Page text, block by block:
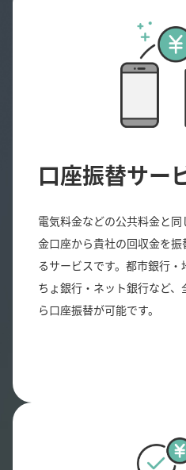
口座振替サー
電気料金などの公共料金と
金口座から貴社の回収金を
るサービスです。都市銀行
ちょ銀行・ネット銀行など
ら口座振替が可能です。